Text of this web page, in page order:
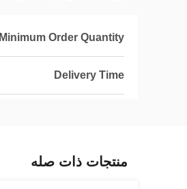
Minimum Order Quantity
Delivery Time
منتجات ذات صله